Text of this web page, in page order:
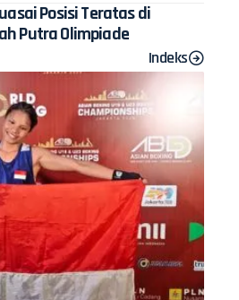
Posisi Teratas di
Putra Olimpiade
Indeks